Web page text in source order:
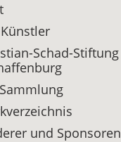
Schad-Stiftung
und Sponsoren